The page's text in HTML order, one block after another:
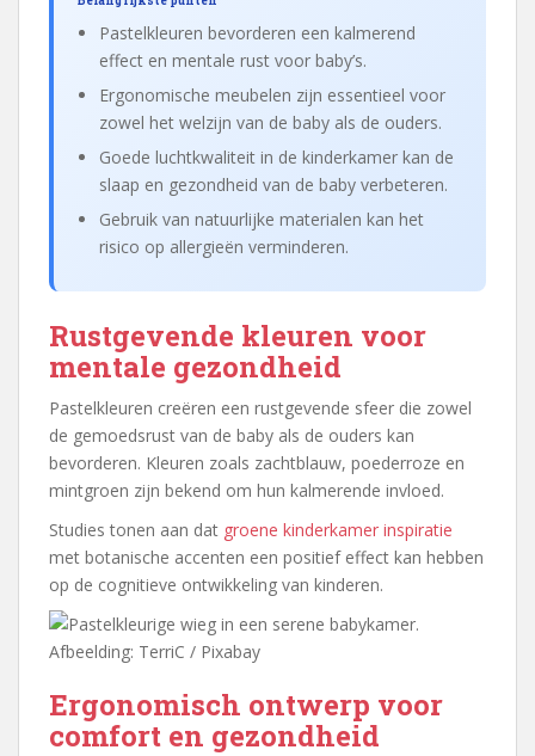
Pastelkleuren bevorderen een kalmerend
effect en mentale rust voor baby’s.
Ergonomische meubelen zijn essentieel voor
zowel het welzijn van de baby als de ouders.
Goede luchtkwaliteit in de kinderkamer kan de
slaap en gezondheid van de baby verbeteren.
Gebruik van natuurlijke materialen kan het
risico op allergieën verminderen.
Rustgevende kleuren voor
mentale gezondheid
Pastelkleuren creëren een rustgevende sfeer die zowel
de gemoedsrust van de baby als de ouders kan
bevorderen. Kleuren zoals zachtblauw, poederroze en
mintgroen zijn bekend om hun kalmerende invloed.
Studies tonen aan dat groene kinderkamer inspiratie
met botanische accenten een positief effect kan hebben
op de cognitieve ontwikkeling van kinderen.
Afbeelding: TerriC / Pixabay
Ergonomisch ontwerp voor
comfort en gezondheid